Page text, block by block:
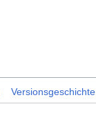
Versionsgeschichte